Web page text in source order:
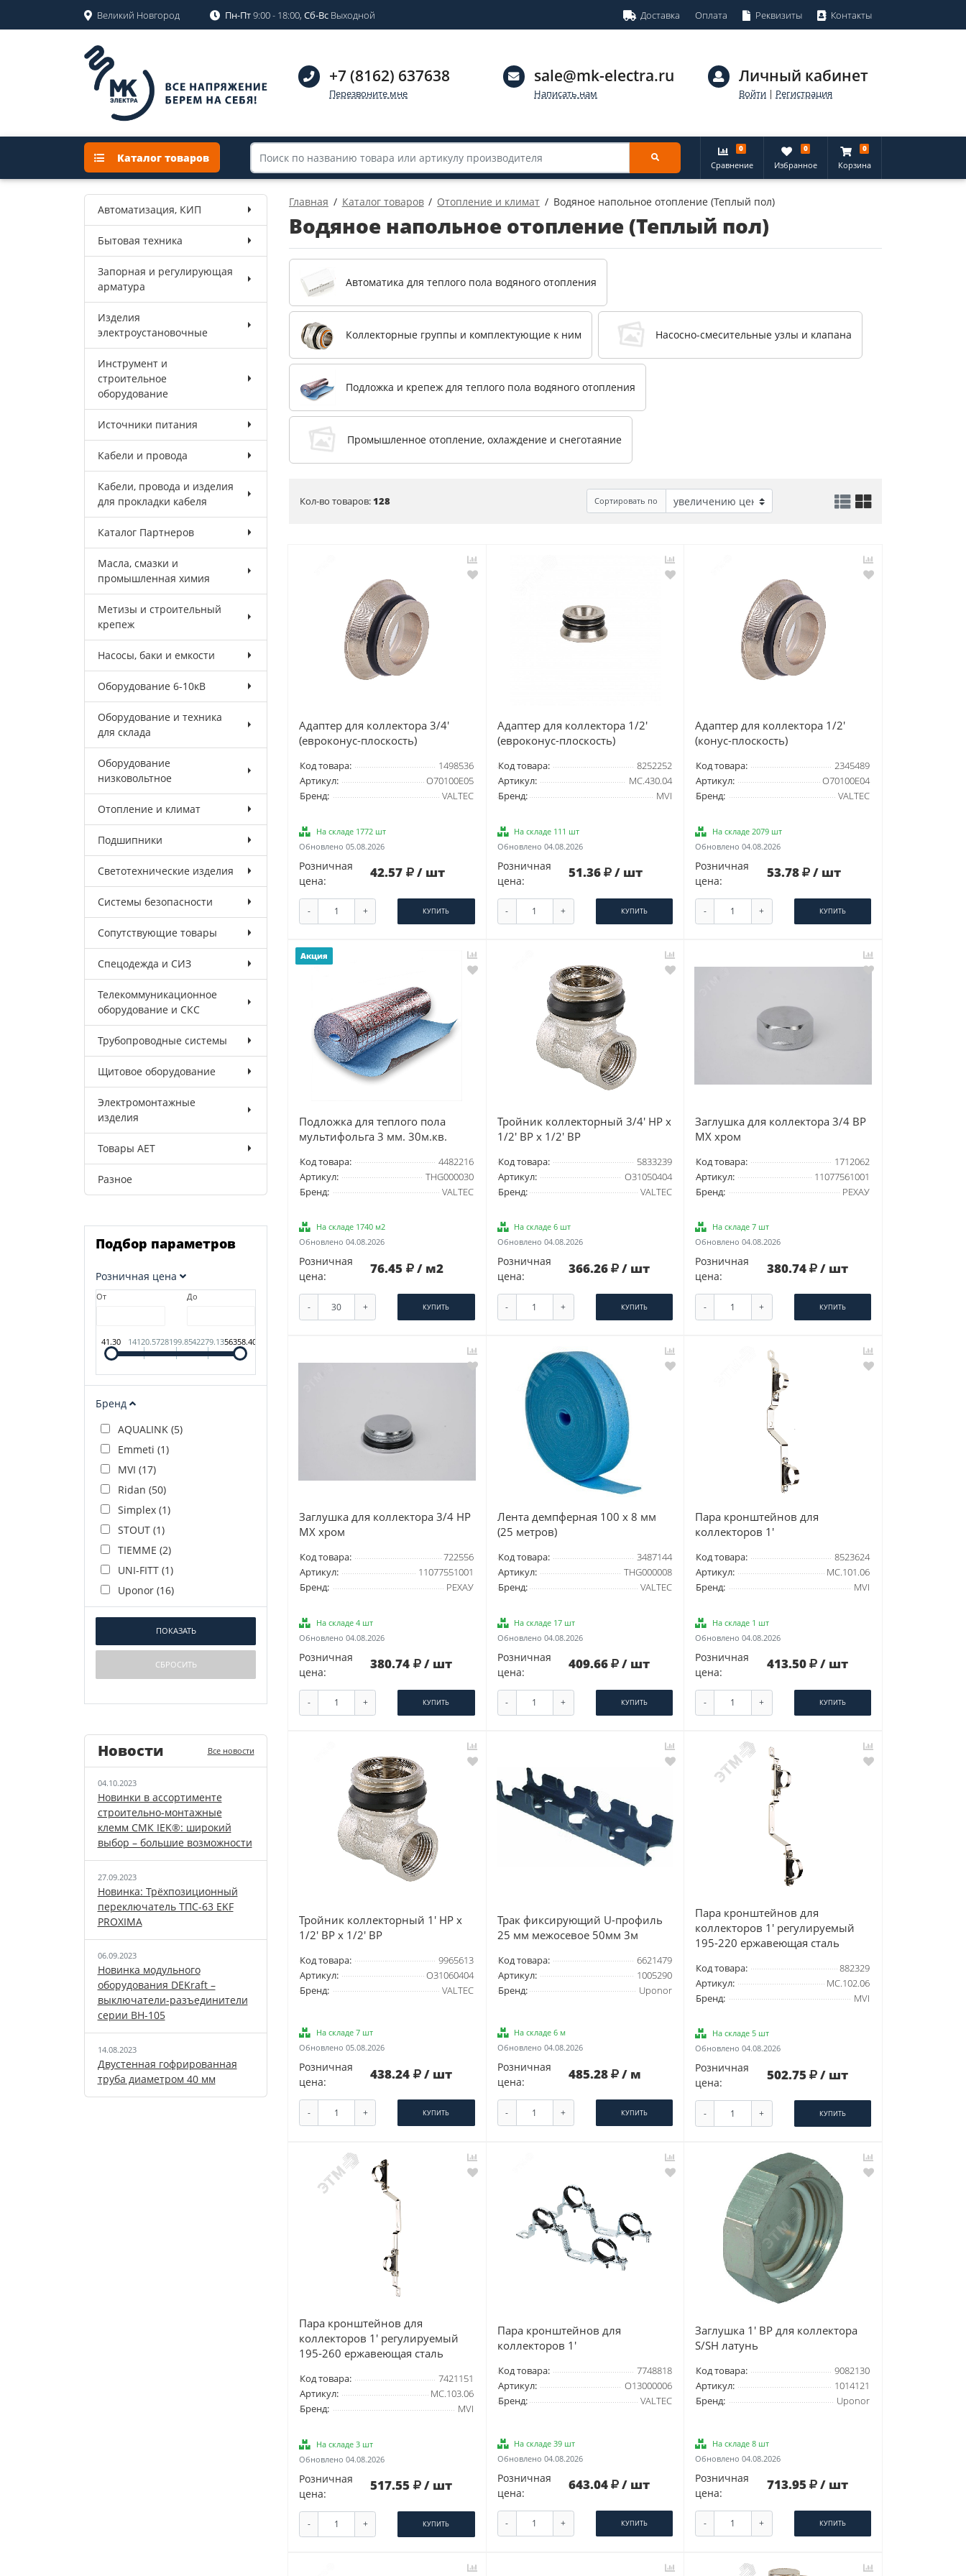
Великий Новгород Пн-Пт9:00 - 18:00, Сб-Вс Выходной Доставка Оплата Реквизиты Контакты
+7 (8162) 637638
Перезвоните мне
sale@mk-electra.ru
Написать нам
Личный кабинет
Войти | Регистрация
Каталог товаров
0
Сравнение
0
Избранное
0
Корзина
Главная Каталог товаров Отопление и климат Водяное напольное отопление (Теплый пол)
Водяное напольное отопление (Теплый пол)
Автоматика для теплого пола водяного отопления
Коллекторные группы и комплектующие к ним Насосно-смесительные узлы и клапана
Подложка и крепеж для теплого пола водяного отопления
Промышленное отопление, охлаждение и снеготаяние
Кол-во товаров:128 Сортировать по
Адаптер для коллектора 3/4'
(евроконус-плоскость)
Код товара:
1498536
Артикул:
O70100E05
Бренд:
VALTEC
На складе 1772 шт
Обновлено 05.08.2026
Розничная
цена:
42.57 / шт
- + КУПИТЬ
Адаптер для коллектора 1/2'
(евроконус-плоскость)
Код товара:
8252252
Артикул:
MC.430.04
Бренд:
MVI
На складе 111 шт
Обновлено 04.08.2026
Розничная
цена:
51.36 / шт
- + КУПИТЬ
Адаптер для коллектора 1/2'
(конус-плоскость)
Код товара:
2345489
Артикул:
O70100E04
Бренд:
VALTEC
На складе 2079 шт
Обновлено 04.08.2026
Розничная
цена:
53.78 / шт
- + КУПИТЬ
Акция
Подложка для теплого пола
мультифольга 3 мм. 30м.кв.
Код товара:
4482216
Артикул:
THG000030
Бренд:
VALTEC
На складе 1740 м2
Обновлено 04.08.2026
Розничная
цена:
76.45 / м2
- + КУПИТЬ
Тройник коллекторный 3/4' НР x
1/2' ВР x 1/2' ВР
Код товара:
5833239
Артикул:
O31050404
Бренд:
VALTEC
На складе 6 шт
Обновлено 04.08.2026
Розничная
цена:
366.26 / шт
- + КУПИТЬ
Заглушка для коллектора 3/4 ВР
MX хром
Код товара:
1712062
Артикул:
11077561001
Бренд:
РЕХАУ
На складе 7 шт
Обновлено 04.08.2026
Розничная
цена:
380.74 / шт
- + КУПИТЬ
Заглушка для коллектора 3/4 НР
MX хром
Код товара:
722556
Артикул:
11077551001
Бренд:
РЕХАУ
На складе 4 шт
Обновлено 04.08.2026
Розничная
цена:
380.74 / шт
- + КУПИТЬ
Лента демпферная 100 х 8 мм
(25 метров)
Код товара:
3487144
Артикул:
THG000008
Бренд:
VALTEC
На складе 17 шт
Обновлено 04.08.2026
Розничная
цена:
409.66 / шт
- + КУПИТЬ
Пара кронштейнов для
коллекторов 1'
Код товара:
8523624
Артикул:
MC.101.06
Бренд:
MVI
На складе 1 шт
Обновлено 04.08.2026
Розничная
цена:
413.50 / шт
- + КУПИТЬ
Тройник коллекторный 1' НР x
1/2' ВР x 1/2' ВР
Код товара:
9965613
Артикул:
O31060404
Бренд:
VALTEC
На складе 7 шт
Обновлено 05.08.2026
Розничная
цена:
438.24 / шт
- + КУПИТЬ
Трак фиксирующий U-профиль
25 мм межосевое 50мм 3м
Код товара:
6621479
Артикул:
1005290
Бренд:
Uponor
На складе 6 м
Обновлено 04.08.2026
Розничная
цена:
485.28 / м
- + КУПИТЬ
Пара кронштейнов для
коллекторов 1' регулируемый
195-220 ержавеющая сталь
Код товара:
882329
Артикул:
MC.102.06
Бренд:
MVI
На складе 5 шт
Обновлено 04.08.2026
Розничная
цена:
502.75 / шт
- + КУПИТЬ
Пара кронштейнов для
коллекторов 1' регулируемый
195-260 ержавеющая сталь
Код товара:
7421151
Артикул:
MC.103.06
Бренд:
MVI
На складе 3 шт
Обновлено 04.08.2026
Розничная
цена:
517.55 / шт
- + КУПИТЬ
Пара кронштейнов для
коллекторов 1'
Код товара:
7748818
Артикул:
O13000006
Бренд:
VALTEC
На складе 39 шт
Обновлено 04.08.2026
Розничная
цена:
643.04 / шт
- + КУПИТЬ
Заглушка 1' ВР для коллектора
S/SH латунь
Код товара:
9082130
Артикул:
1014121
Бренд:
Uponor
На складе 8 шт
Обновлено 04.08.2026
Розничная
цена:
713.95 / шт
- + КУПИТЬ
Автоматизация, КИП
Бытовая техника
Запорная и регулирующая
арматура
Изделия
электроустановочные
Инструмент и
строительное
оборудование
Источники питания
Кабели и провода
Кабели, провода и изделия
для прокладки кабеля
Каталог Партнеров
Масла, смазки и
промышленная химия
Метизы и строительный
крепеж
Насосы, баки и емкости
Оборудование 6-10кВ
Оборудование и техника
для склада
Оборудование
низковольтное
Отопление и климат
Подшипники
Светотехнические изделия
Системы безопасности
Сопутствующие товары
Спецодежда и СИЗ
Телекоммуникационное
оборудование и СКС
Трубопроводные системы
Щитовое оборудование
Электромонтажные
изделия
Товары AET
Разное
Подбор параметров
Розничная цена
От До
41.30 14120.5728199.8542279.1356358.40
Бренд
AQUALINK (5)
Emmeti (1)
MVI (17)
Ridan (50)
Simplex (1)
STOUT (1)
TIEMME (2)
UNI-FITT (1)
Uponor (16)
Usystems (1)
VALTEC (24)
WATTS Industries (1)
4)
Новости Все новости
04.10.2023
Новинки в ассортименте
строительно-монтажные
клемм СМК IEK®: широкий
выбор – большие возможности
27.09.2023
Новинка: Трёхпозиционный
переключатель ТПС-63 EKF
PROXIMA
06.09.2023
Новинка модульного
оборудования DEKraft –
выключатели-разъединители
серии ВН-105
14.08.2023
Двустенная гофрированная
труба диаметром 40 мм